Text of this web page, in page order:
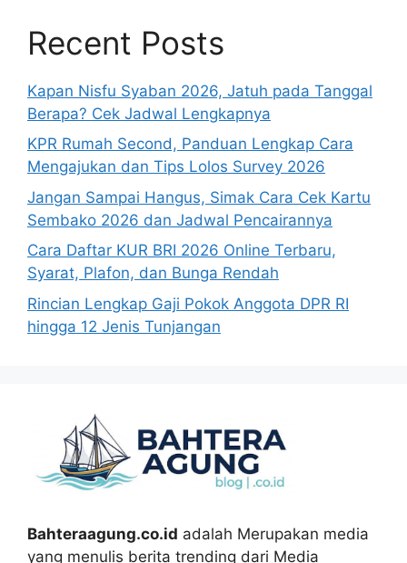
Recent Posts
Kapan Nisfu Syaban 2026, Jatuh pada Tanggal
Berapa? Cek Jadwal Lengkapnya
KPR Rumah Second, Panduan Lengkap Cara
Mengajukan dan Tips Lolos Survey 2026
Jangan Sampai Hangus, Simak Cara Cek Kartu
Sembako 2026 dan Jadwal Pencairannya
Cara Daftar KUR BRI 2026 Online Terbaru,
Syarat, Plafon, dan Bunga Rendah
Rincian Lengkap Gaji Pokok Anggota DPR RI
hingga 12 Jenis Tunjangan
Bahteraagung.co.id adalah Merupakan media
yang menulis berita trending dari Media